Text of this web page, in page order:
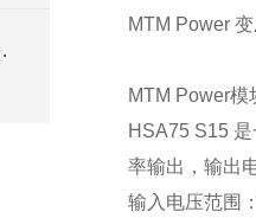
械平台调平
MTM Power
MTM Power模
HSA75 S15
率输出，输出
输入电压范围：